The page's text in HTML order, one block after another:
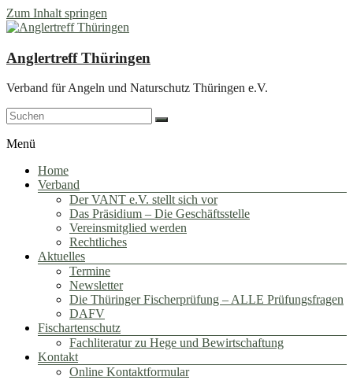
Zum Inhalt springen
Anglertreff Thüringen
Verband für Angeln und Naturschutz Thüringen e.V.
Menü
Home
Verband
Der VANT e.V. stellt sich vor
Das Präsidium – Die Geschäftsstelle
Vereinsmitglied werden
Rechtliches
Aktuelles
Termine
Newsletter
Die Thüringer Fischerprüfung – ALLE Prüfungsfragen
DAFV
Fischartenschutz
Fachliteratur zu Hege und Bewirtschaftung
Kontakt
Online Kontaktformular